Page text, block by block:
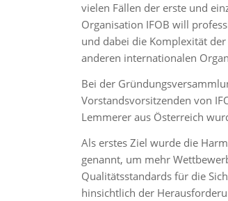
vielen Fällen der erste und
Organisation IFOB will
und dabei die Komplexität
anderen internationalen
Bei der
Vorstandsvorsitzenden von
Lemmerer aus Österreich
Als erstes Ziel wurde die
genannt, um mehr
Qualitätsstandards für die
hinsichtlich der